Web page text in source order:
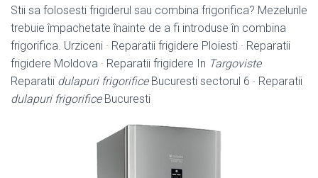
Stii sa folosesti frigiderul sau combina frigorifica? Mezelurile
trebuie împachetate înainte de a fi introduse în combina
frigorifica. Urziceni · Reparatii frigidere Ploiesti · Reparatii
frigidere Moldova · Reparatii frigidere In Targoviste
Reparatii dulapuri frigorificeBucuresti sectorul 6 · Reparatii
dulapuri frigorificeBucuresti